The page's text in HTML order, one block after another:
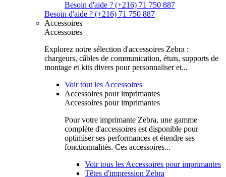
Besoin d'aide ? (+216) 71 750 887
Besoin d'aide ? (+216) 71 750 887
Accessoires
Accessoires
Explorez notre sélection d'accessoires Zebra :
chargeurs, câbles de communication, étuis, supports de
montage et kits divers pour personnaliser et...
Voir tout les Accessoires
Accessoires pour imprimantes
Accessoires pour imprimantes
Pour votre imprimante Zebra, une gamme
complète d'accessoires est disponible pour
optimiser ses performances et étendre ses
fonctionnalités. Ces accessoires...
Voir tous les Accessoires pour imprimantes
Têtes d'impression Zebra